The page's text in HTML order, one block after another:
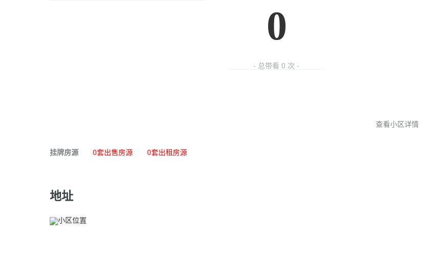
0
- 总带看 0 次 -
查看小区详情
挂牌房源 0套出售房源 0套出租房源
地址